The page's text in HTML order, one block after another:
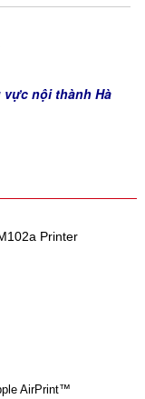
vực nội thành Hà
Printer
AirPrint™